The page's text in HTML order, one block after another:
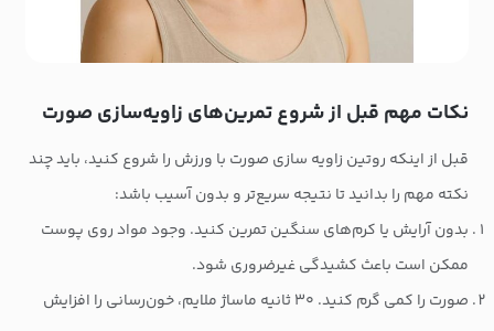
نکات مهم قبل از شروع تمرین‌های زاویه‌سازی صورت
قبل از اینکه روتین زاویه سازی صورت با ورزش را شروع کنید، باید چند
نکته مهم را بدانید تا نتیجه سریع‌تر و بدون آسیب باشد:
بدون آرایش یا کرم‌های سنگین تمرین کنید. وجود مواد روی پوست
ممکن است باعث کشیدگی غیرضروری شود.
صورت را کمی گرم کنید. ۳۰ ثانیه ماساژ ملایم، خون‌رسانی را افزایش